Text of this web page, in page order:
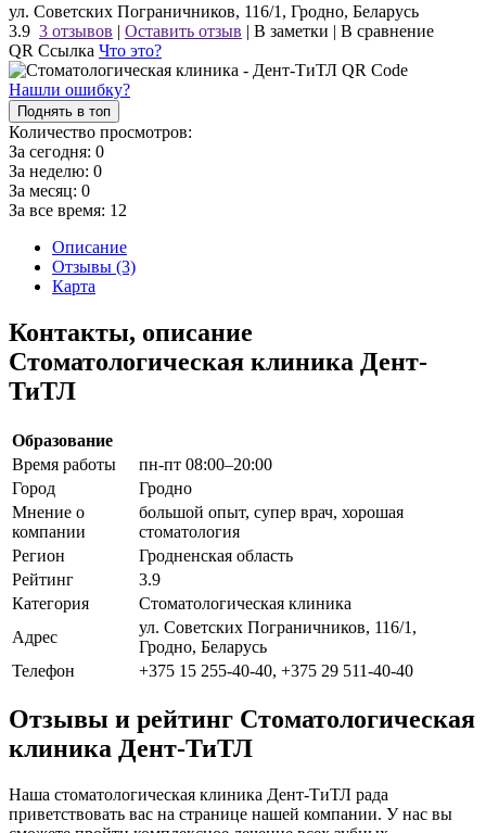
ул. Советских Пограничников, 116/1, Гродно, Беларусь
3.9 3 отзывов | Оставить отзыв | В заметки | В сравнение
QR Ссылка Что это?
Нашли ошибку?
Поднять в топ
Количество просмотров:
За сегодня: 0
За неделю: 0
За месяц: 0
За все время: 12
Описание
Отзывы (3)
Карта
Контакты, описание
Стоматологическая клиника Дент-
ТиТЛ
Образование
Время работы
пн-пт 08:00–20:00
Город
Гродно
Мнение о
компании
большой опыт, супер врач, хорошая
стоматология
Регион
Гродненская область
Рейтинг
3.9
Категория
Стоматологическая клиника
Адрес
ул. Советских Пограничников, 116/1,
Гродно, Беларусь
Телефон
+375 15 255-40-40, +375 29 511-40-40
Отзывы и рейтинг Стоматологическая
клиника Дент-ТиТЛ
Наша стоматологическая клиника Дент-ТиТЛ рада
приветствовать вас на странице нашей компании. У нас вы